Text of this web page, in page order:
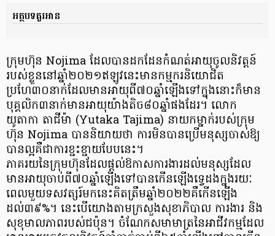
អត្ថបទគួរអាន
ក្រុមហ៊ុន Nojima ដែលបានដកដែនកំណត់អាយុចូលនិវត្តន៍
របស់ខ្លួននៅឆ្នាំ២០២១ឥឡូវនេះមានកម្មករនិយោជិត
ប្រហែ៣០នាក់ដែលមានអាយុពី៧០ឆ្នាំឡើងទៅក្នុងនោះក៏មាន
បុគ្គលិក៣នាក់មានអាយុយ៉ាងតិច៨០ឆ្នាំផងដែរ។ លោក
យូតាកា តាជីម៉ា (Yutaka Tajima) នាយកម្នាក់របស់ក្រុម
ហ៊ុន Nojima បាននិយាយថា ការមិនបានប្រើមនុស្សចាស់ឱ្យ
បានល្អគឺជាការខ្ជះខ្ជាយបែបនេះ។
ភាគរយនៃក្រុមហ៊ុនដែលផ្តល់ឱកាសការងារដល់មនុស្សដែល
មានអាយុចាប់ពី៧០ឆ្នាំឡើងទៅបានកើនឡើងទ្វេដងក្នុងរយៈ
ពេលមួយទសវត្សរ៍មកនេះគិតត្រឹមឆ្នាំ២០២២គឺកើនឡើង
ដល់៣៩%។ នេះបើយោងតាមក្រសួងសុខាភិបាល ការងារ និង
សុខុមាលភាពរបស់ជប៉ុន។ ចំណែកសមាមាត្រនៃអាជីវកម្មដែល